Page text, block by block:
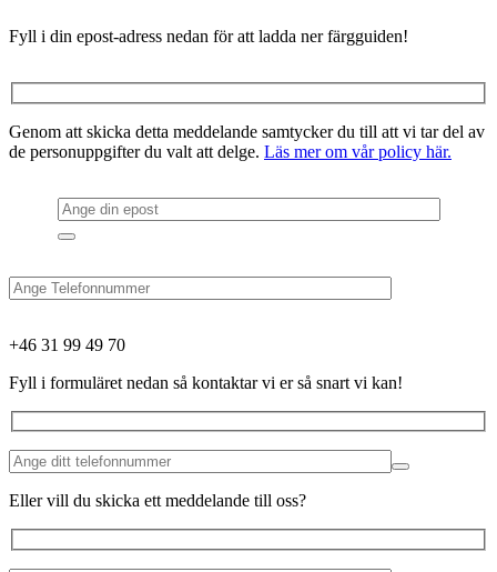
Fyll i din epost-adress nedan för att ladda ner färgguiden!
Genom att skicka detta meddelande samtycker du till att vi tar del av
de personuppgifter du valt att delge. Läs mer om vår policy här.
+46 31 99 49 70
Fyll i formuläret nedan så kontaktar vi er så snart vi kan!
Eller vill du skicka ett meddelande till oss?